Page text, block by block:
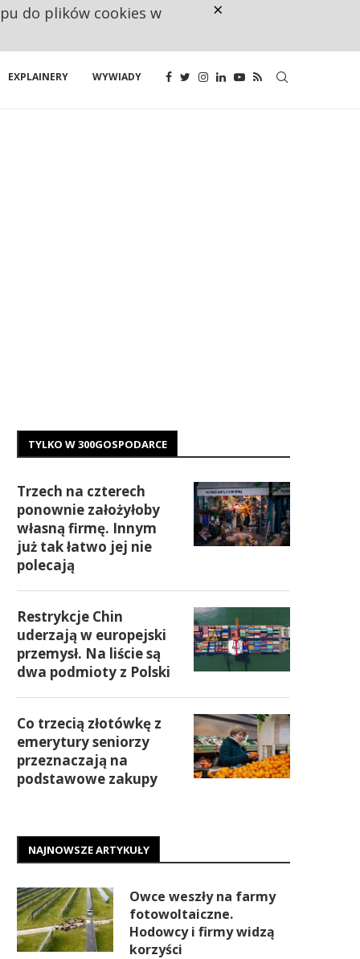
EXPLAINERY WYWIADY
TYLKO W 300GOSPODARCE
Trzech na czterech
ponownie założyłoby
własną firmę. Innym
już tak łatwo jej nie
polecają
Restrykcje Chin
uderzają w europejski
przemysł. Na liście są
dwa podmioty z Polski
Co trzecią złotówkę z
emerytury seniorzy
przeznaczają na
podstawowe zakupy
NAJNOWSZE ARTYKUŁY
Owce weszły na farmy
fotowoltaiczne.
Hodowcy i firmy widzą
korzyści
do plików cookies w ×